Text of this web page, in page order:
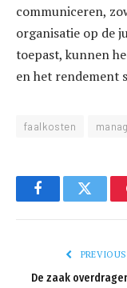
communiceren,
organisatie op de
toepast, kunnen
en het rendement
faalkosten
FacebookTwitter
De zaak